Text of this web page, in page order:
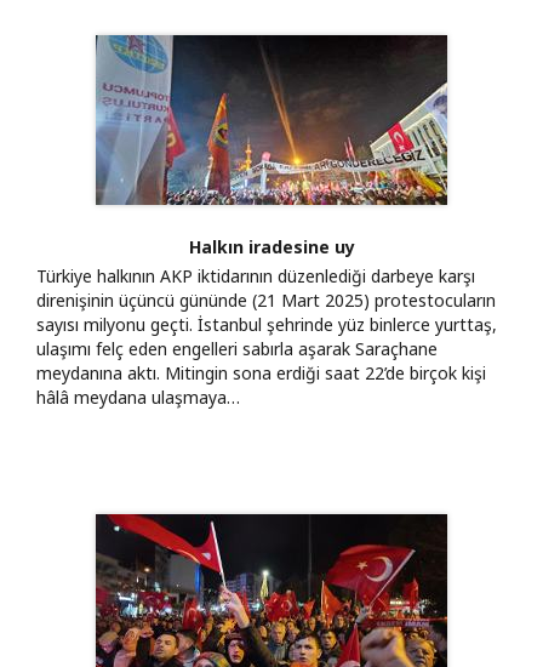
Halkın iradesine uy
Türkiye halkının AKP iktidarının düzenlediği darbeye karşı
direnişinin üçüncü gününde (21 Mart 2025) protestocuların
sayısı milyonu geçti. İstanbul şehrinde yüz binlerce yurttaş,
ulaşımı felç eden engelleri sabırla aşarak Saraçhane
meydanına aktı. Mitingin sona erdiği saat 22’de birçok kişi
hâlâ meydana ulaşmaya…